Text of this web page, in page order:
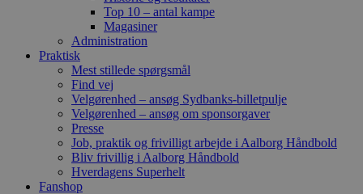
Top 10 – antal kampe
Magasiner
Administration
Praktisk
Mest stillede spørgsmål
Find vej
Velgørenhed – ansøg Sydbanks-billetpulje
Velgørenhed – ansøg om sponsorgaver
Presse
Job, praktik og frivilligt arbejde i Aalborg Håndbold
Bliv frivillig i Aalborg Håndbold
Hverdagens Superhelt
Fanshop